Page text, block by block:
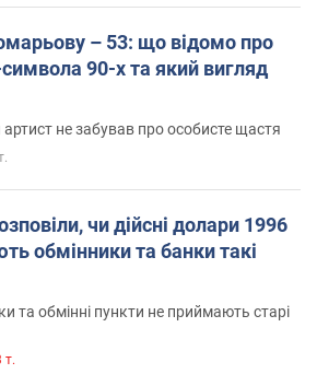
– 53: що відомо про
символа 90-х та який вигляд
не забував про особисте щастя
чи дійсні долари 1996
обмінники та банки такі
та обмінні пункти не приймають старі
т.